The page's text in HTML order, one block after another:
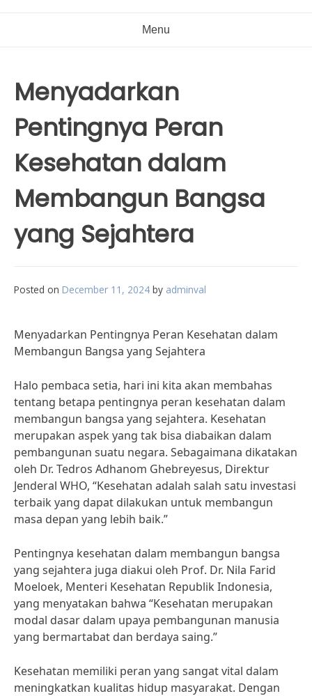
Menu
Menyadarkan
Pentingnya Peran
Kesehatan dalam
Membangun Bangsa
yang Sejahtera
Posted on December 11, 2024 by adminval
Menyadarkan Pentingnya Peran Kesehatan dalam
Membangun Bangsa yang Sejahtera
Halo pembaca setia, hari ini kita akan membahas
tentang betapa pentingnya peran kesehatan dalam
membangun bangsa yang sejahtera. Kesehatan
merupakan aspek yang tak bisa diabaikan dalam
pembangunan suatu negara. Sebagaimana dikatakan
oleh Dr. Tedros Adhanom Ghebreyesus, Direktur
Jenderal WHO, “Kesehatan adalah salah satu investasi
terbaik yang dapat dilakukan untuk membangun
masa depan yang lebih baik.”
Pentingnya kesehatan dalam membangun bangsa
yang sejahtera juga diakui oleh Prof. Dr. Nila Farid
Moeloek, Menteri Kesehatan Republik Indonesia,
yang menyatakan bahwa “Kesehatan merupakan
modal dasar dalam upaya pembangunan manusia
yang bermartabat dan berdaya saing.”
Kesehatan memiliki peran yang sangat vital dalam
meningkatkan kualitas hidup masyarakat. Dengan